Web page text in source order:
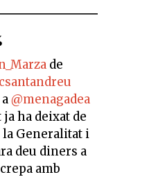
de
@menagadea
ha deixat de
la Generalitat i
deu diners a
amb